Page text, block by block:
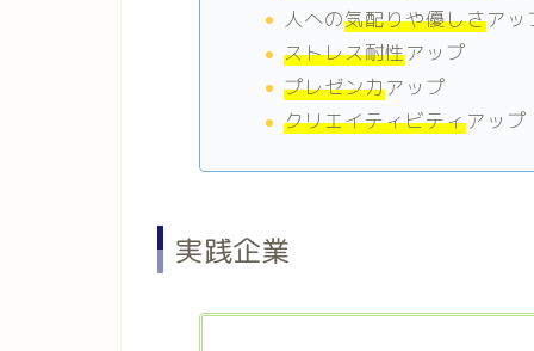
人への気配りや優しさアッ
ストレス耐性アップ
プレゼン力アップ
クリエイティビティアップ
実践企業